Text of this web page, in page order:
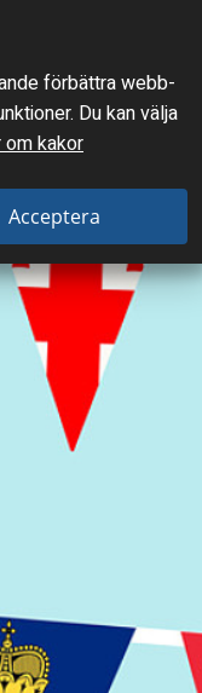
förbättra webb­
Du kan välja
kakor
Acceptera